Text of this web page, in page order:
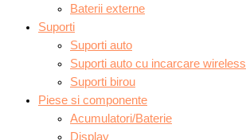
Baterii externe
Suporti
Suporti auto
Suporti auto cu incarcare wireless
Suporti birou
Piese si componente
Acumulatori/Baterie
Display